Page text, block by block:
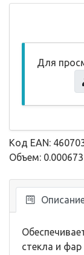
Для
Код EAN:
Объем:
стекла и